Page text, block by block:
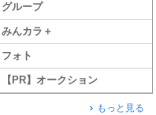
グループ
みんカラ＋
フォト
【PR】オークション
もっと見る